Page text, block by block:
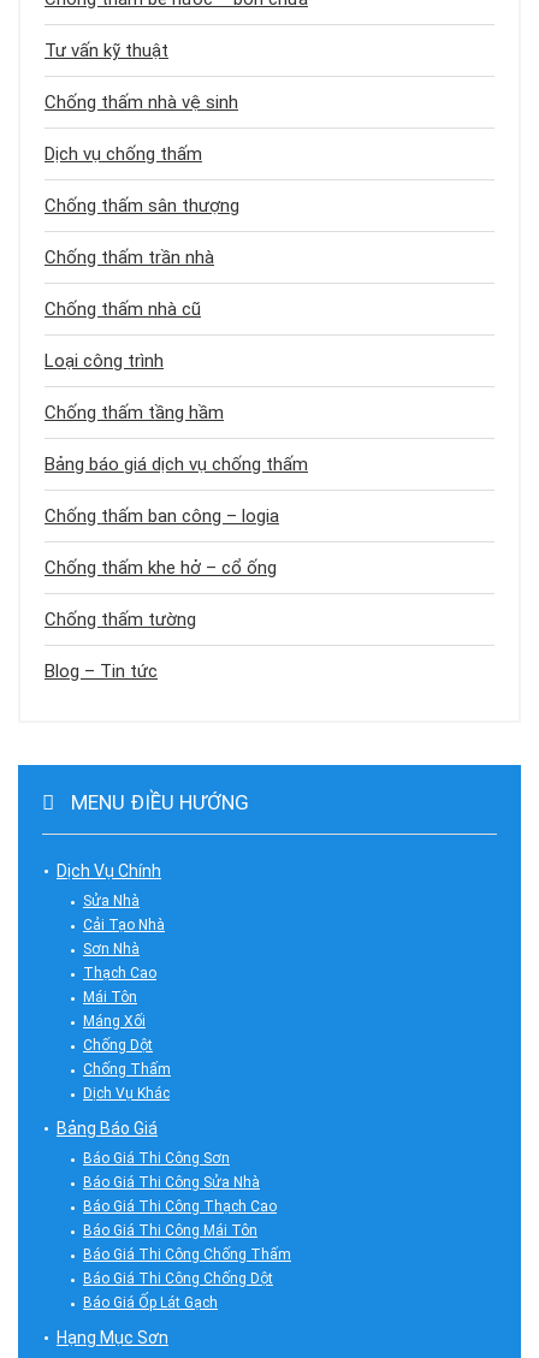
Tư vấn kỹ thuật
Chống thấm nhà vệ sinh
Dịch vụ chống thấm
Chống thấm sân thượng
Chống thấm trần nhà
Chống thấm nhà cũ
Loại công trình
Chống thấm tầng hầm
Bảng báo giá dịch vụ chống thấm
Chống thấm ban công – logia
Chống thấm khe hở – cổ ống
Chống thấm tường
Blog – Tin tức
MENU ĐIỀU HƯỚNG
Dịch Vụ Chính
Sửa Nhà
Cải Tạo Nhà
Sơn Nhà
Thạch Cao
Mái Tôn
Máng Xối
Chống Dột
Chống Thấm
Dịch Vụ Khác
Bảng Báo Giá
Báo Giá Thi Công Sơn
Báo Giá Thi Công Sửa Nhà
Báo Giá Thi Công Thạch Cao
Báo Giá Thi Công Mái Tôn
Báo Giá Thi Công Chống Thấm
Báo Giá Thi Công Chống Dột
Báo Giá Ốp Lát Gạch
Hạng Mục Sơn